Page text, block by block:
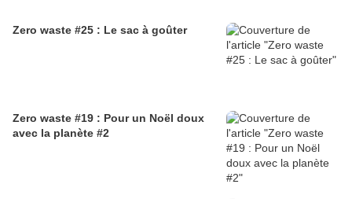
Zero waste #25 : Le sac à goûter
Zero waste #19 : Pour un Noël doux
avec la planète #2